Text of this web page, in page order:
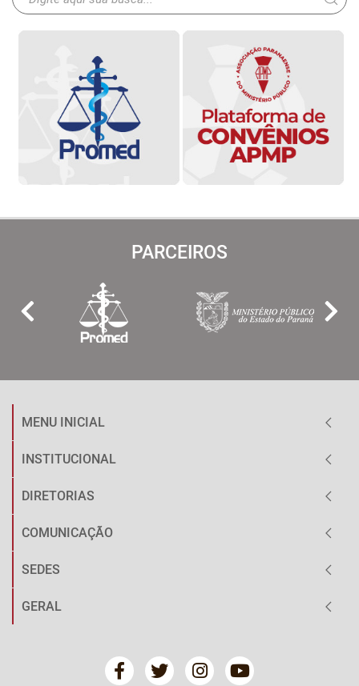
PARCEIROS
MENU INICIAL
INSTITUCIONAL
DIRETORIAS
COMUNICAÇÃO
SEDES
GERAL